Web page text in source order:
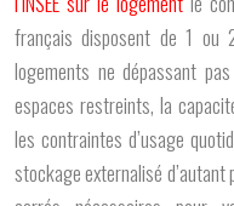
français disposent de 1 ou
logements ne dépassant
espaces restreints, la
les contraintes d’usage
stockage externalisé